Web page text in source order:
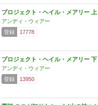
プロジェクト・ヘイル・メアリー 上
アンディ・ウィアー
登録
17778
プロジェクト・ヘイル・メアリー 下
アンディ・ウィアー
登録
13950